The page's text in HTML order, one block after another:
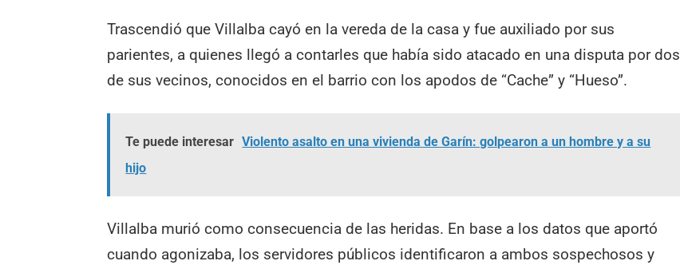
Trascendió que Villalba cayó en la vereda de la casa y fue auxiliado por sus
parientes, a quienes llegó a contarles que había sido atacado en una disputa por dos
de sus vecinos, conocidos en el barrio con los apodos de “Cache” y “Hueso”.
Te puede interesar Violento asalto en una vivienda de Garín: golpearon a un hombre y a su
hijo
Villalba murió como consecuencia de las heridas. En base a los datos que aportó
cuando agonizaba, los servidores públicos identificaron a ambos sospechosos y